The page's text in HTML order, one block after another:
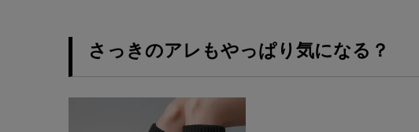
さっきのアレもやっぱり気になる？